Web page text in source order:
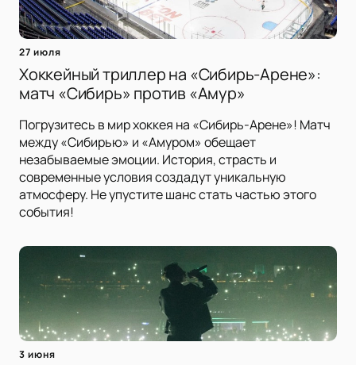
27 июля
Хоккейный триллер на «Сибирь-Арене»:
матч «Сибирь» против «Амур»
Погрузитесь в мир хоккея на «Сибирь-Арене»! Матч
между «Сибирью» и «Амуром» обещает
незабываемые эмоции. История, страсть и
современные условия создадут уникальную
атмосферу. Не упустите шанс стать частью этого
события!
3 июня